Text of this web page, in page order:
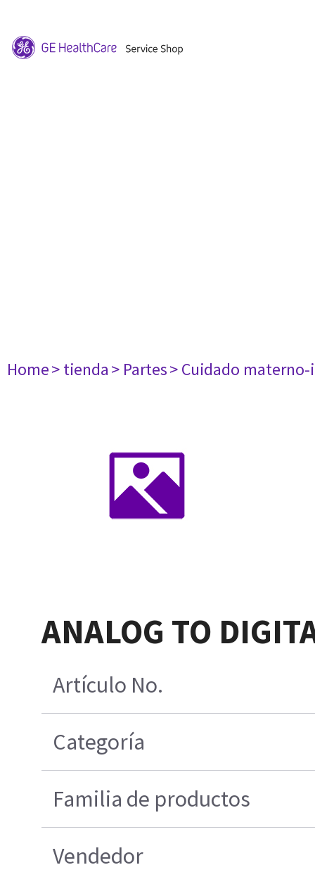
Home> tienda> Partes> Cuidado
ANALOG TO
Artículo No.
Categoría
Familia de productos
Vendedor